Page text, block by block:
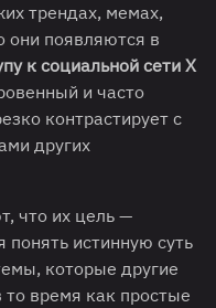
трендах, мемах,
они появляются в
к социальной сети X
и часто
контрастирует с
других
что их цель —
истинную суть
которые другие
время как простые